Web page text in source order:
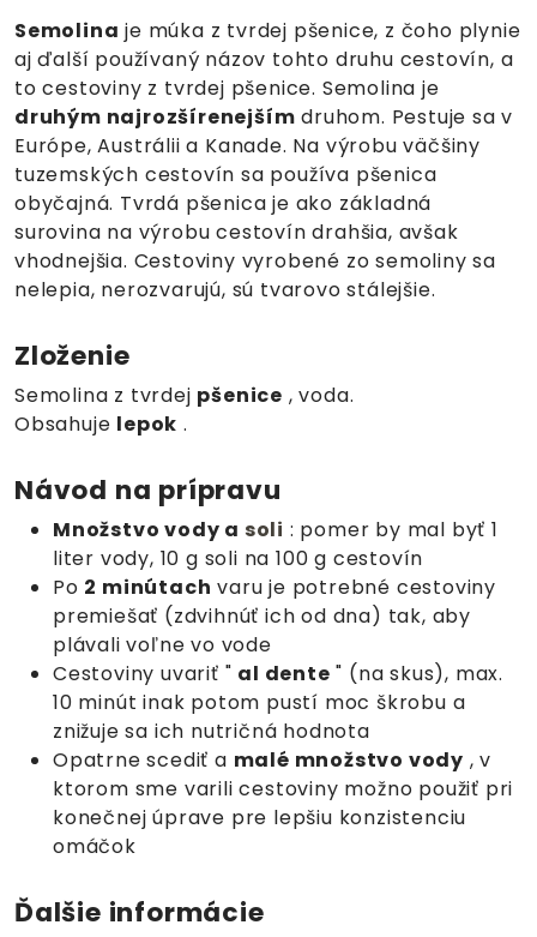
Semolina je múka z tvrdej pšenice, z čoho plynie
aj ďalší používaný názov tohto druhu cestovín, a
to cestoviny z tvrdej pšenice. Semolina je
druhým najrozšírenejším druhom. Pestuje sa v
Európe, Austrálii a Kanade. Na výrobu väčšiny
tuzemských cestovín sa používa pšenica
obyčajná. Tvrdá pšenica je ako základná
surovina na výrobu cestovín drahšia, avšak
vhodnejšia. Cestoviny vyrobené zo semoliny sa
nelepia, nerozvarujú, sú tvarovo stálejšie.
Zloženie
Semolina z tvrdej pšenice , voda.
Obsahuje lepok .
Návod na prípravu
Množstvo vody a soli : pomer by mal byť 1
liter vody, 10 g soli na 100 g cestovín
Po 2 minútach varu je potrebné cestoviny
premiešať (zdvihnúť ich od dna) tak, aby
plávali voľne vo vode
Cestoviny uvariť " al dente " (na skus), max.
10 minút inak potom pustí moc škrobu a
znižuje sa ich nutričná hodnota
Opatrne scediť a malé množstvo vody , v
ktorom sme varili cestoviny možno použiť pri
konečnej úprave pre lepšiu konzistenciu
omáčok
Ďalšie informácie